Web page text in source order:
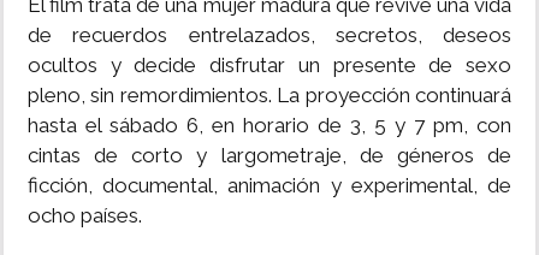
El film trata de una mujer madura que revive una vida
de recuerdos entrelazados, secretos, deseos
ocultos y decide disfrutar un presente de sexo
pleno, sin remordimientos. La proyección continuará
hasta el sábado 6, en horario de 3, 5 y 7 pm, con
cintas de corto y largometraje, de géneros de
ficción, documental, animación y experimental, de
ocho países.